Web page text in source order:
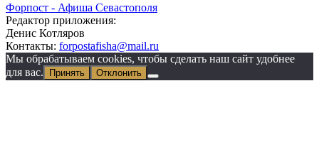
Форпост - Афиша Севастополя
Редактор приложения:
Денис Котляров
Контакты: forpostafisha@mail.ru
Мы обрабатываем cookies, чтобы сделать наш сайт удобнее
для вас.
Принять Отклонить